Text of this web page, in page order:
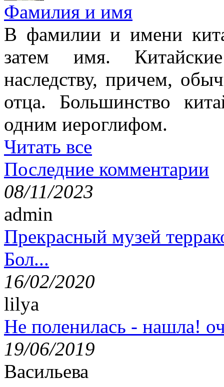
Фамилия и имя
В фамилии и имени
затем имя.
наследству, причем,
отца. Большинство
одним иероглифом.
Читать все
Последние комментарии
08/11/2023
admin
Прекрасный музей
Бол...
16/02/2020
lilya
Не поленилась - нашла!
19/06/2019
Васильева